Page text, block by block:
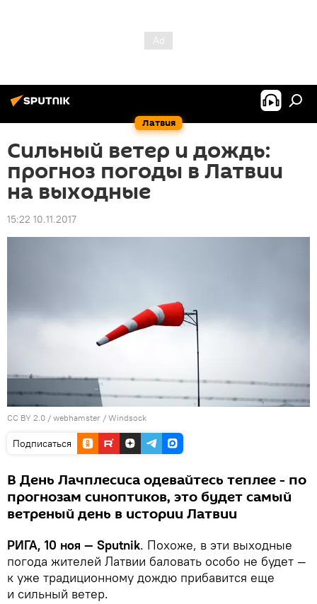
Латвия
Сильный ветер и дождь:
прогноз погоды в Латвии
на выходные
15:22 10.11.2017
CC BY 2.0 / webhamster / Windsock
Подписаться
В День Лачплесиса одевайтесь теплее - по
прогнозам синоптиков, это будет самый
ветреный день в истории Латвии
РИГА, 10 ноя — Sputnik. Похоже, в эти выходные
погода жителей Латвии баловать особо не будет —
к уже традиционному дождю прибавится еще
и сильный ветер.